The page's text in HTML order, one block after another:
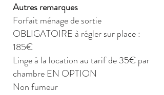
Autres remarques
Forfait ménage de sortie
OBLIGATOIRE à régler sur place :
185€
Linge à la location au tarif de 35€ par
chambre EN OPTION
Non fumeur